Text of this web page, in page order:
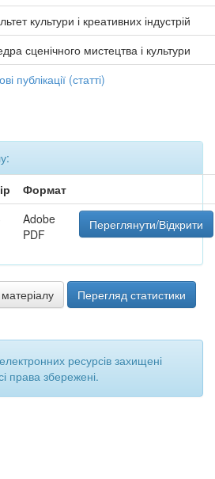
культури і креативних індустрій
сценічного мистецтва і культури
публікації (статті)
Формат
Adobe
PDF
Переглянути/Відкрити
Перегляд статистики
ресурсів захищені
права збережені.